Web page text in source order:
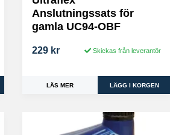
Anslutningssats för
gamla UC94-OBF
229 kr Skickas från leverantör
LÄS MER